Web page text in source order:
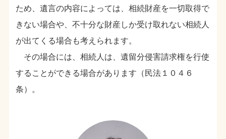
ため、遺言の内容によっては、相続財産を一切取得で
きない場合や、不十分な財産しか受け取れない相続人
が出てくる場合も考えられます。
その場合には、相続人は、遺留分侵害請求権を行使
することができる場合があります（民法１０４６
条）。